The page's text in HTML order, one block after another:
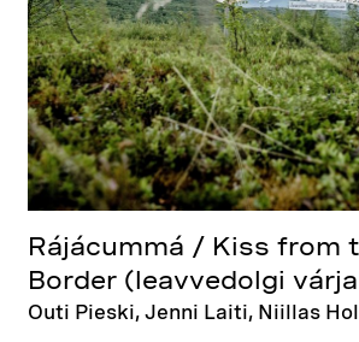
Rájácummá / Kiss from
Border (leavvedolgi
Outi Pieski, Jenni Laiti, Niillas